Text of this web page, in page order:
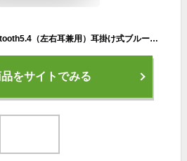
Hmusic 片耳イヤホン Bluetooth5.4（左右耳兼用）耳掛け式ブルートゥース カタミミ イヤホン ENCマイク付き ハンズフリー通話 IPX5防水 Type-C急速充電 20時間再生 LEDバッテリー残量ディスプレイ 物理ボタン 自動ペアリング 瞬時接続ワイヤレス ブルートゥース ヘッドセットビジネス/運転/オフィス (telec: 217-241719) (ブラック)
をサイトでみる